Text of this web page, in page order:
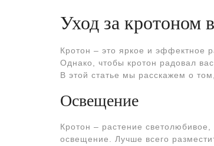
Уход за кротоном
Кротон – это яркое и эффектное
Однако, чтобы кротон радовал
В этой статье мы расскажем о
Освещение
Кротон – растение
освещение. Лучше всего